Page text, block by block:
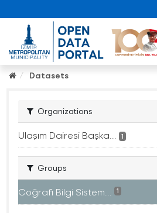
Datasets
Organizations
Ulaşım Dairesi Başka... 1
Groups
Coğrafi Bilgi Sistem... 1